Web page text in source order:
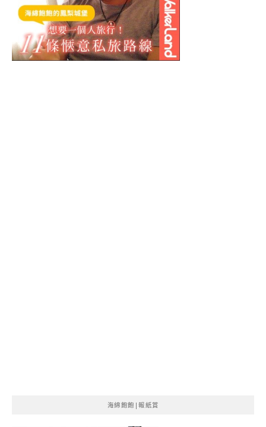
海綿飽飽|報紙賞